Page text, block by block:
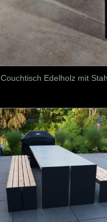
Couchtisch Edelholz mit